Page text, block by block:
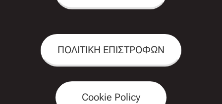
ΠΟΛΙΤΙΚΗ ΕΠΙΣΤΡΟΦΩΝ
Cookie Policy